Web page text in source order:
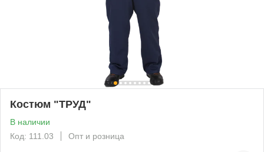
Костюм "ТРУД"
В наличии
Код: 111.03
Опт и розница